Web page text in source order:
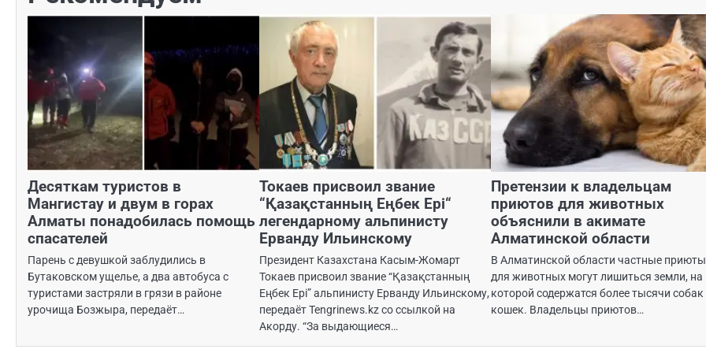
Десяткам туристов в
Мангистау и двум в горах
Алматы понадобилась помощь
спасателей
Парень с девушкой заблудились в
Бутаковском ущелье, а два автобуса с
туристами застряли в грязи в районе
урочища Бозжыра, передаёт…
Токаев присвоил звание
“Қазақстанның Еңбек Ері“
легендарному альпинисту
Ерванду Ильинскому
Президент Казахстана Касым-Жомарт
Токаев присвоил звание “Қазақстанның
Еңбек Ері” альпинисту Ерванду Ильинскому,
передаёт Tengrinews.kz со ссылкой на
Акорду. “За выдающиеся…
Претензии к владельцам
приютов для животных
объяснили в акимате
Алматинской области
В Алматинской области частные приюты
для животных могут лишиться земли, на
которой содержатся более тысячи собак
кошек. Владельцы приютов…